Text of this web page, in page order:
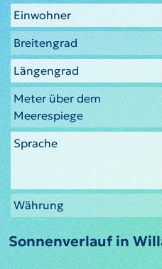
Einwohner
Breitengrad
Längengrad
Meter über dem
Meerespiege
Sprache
Währung
Sonnenverlauf in